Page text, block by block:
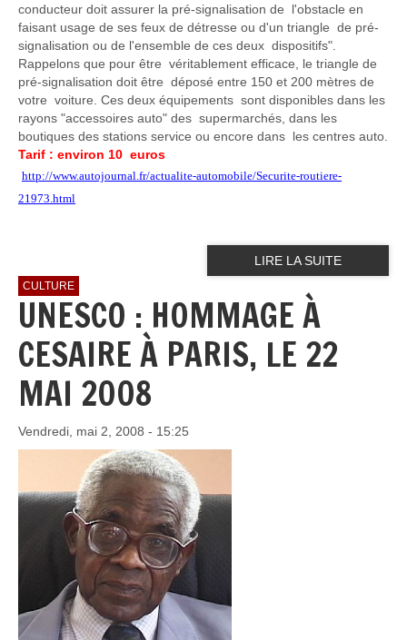
conducteur doit assurer la pré-signalisation de l'obstacle en
faisant usage de ses feux de détresse ou d'un triangle de pré-
signalisation ou de l'ensemble de ces deux dispositifs".
Rappelons que pour être véritablement efficace, le triangle de
pré-signalisation doit être déposé entre 150 et 200 mètres de
votre voiture. Ces deux équipements sont disponibles dans les
rayons "accessoires auto" des supermarchés, dans les
boutiques des stations service ou encore dans les centres auto.
Tarif : environ 10 euros
http://www.autojournal.fr/actualite-automobile/Securite-routiere-
21973.html
LIRE LA SUITE
CULTURE
UNESCO : HOMMAGE À
CESAIRE À PARIS, LE 22
MAI 2008
Vendredi, mai 2, 2008 - 15:25